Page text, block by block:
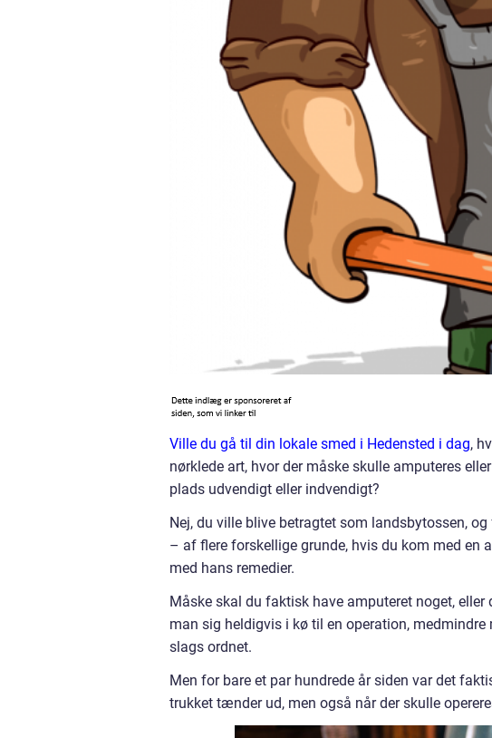
Ville du gå til din lokale smed i Hedensted i dag,
nørklede art, hvor der måske skulle amputeres
plads udvendigt eller indvendigt?
Nej, du ville blive betragtet som landsbytossen,
– af flere forskellige grunde, hvis du kom med en
med hans remedier.
Måske skal du faktisk have amputeret noget,
man sig heldigvis i kø til en operation,
slags ordnet.
Men for bare et par hundrede år siden var det
trukket tænder ud, men også når der skulle